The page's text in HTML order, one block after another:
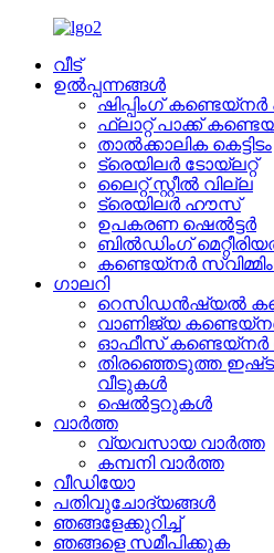
വീട്
ഉൽപ്പന്നങ്ങൾ
ഷിപ്പിംഗ്
ഫ്ലാറ്റ് പാക്ക്
താൽക്കാലിക കെട്ടിടം
ട്രെയിലർ ടോയ്ലറ്റ്
ലൈറ്റ് സ്റ്റീൽ വില്ല
ട്രെയിലർ ഹൗസ്
ഉപകരണ ഷെൽട്ടർ
ബിൽഡിംഗ്
കണ്ടെയ്നർ
ഗാലറി
റെസിഡൻഷ്യൽ
വാണിജ്യ
ഓഫീസ് കണ്ടെയ്നർ
തിരഞ്ഞെടുത്ത
വീടുകൾ
ഷെൽട്ടറുകൾ
വാർത്ത
വ്യവസായ വാർത്ത
കമ്പനി വാർത്ത
വീഡിയോ
പതിവുചോദ്യങ്ങൾ
ഞങ്ങളേക്കുറിച്ച്
ഞങ്ങളെ സമീപിക്കുക